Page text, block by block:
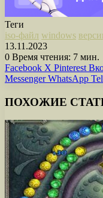
Теги
iso-файл windows
13.11.2023
0 Время чтения: 7 мин.
Facebook X Pinterest
Messenger WhatsApp
ПОХОЖИЕ